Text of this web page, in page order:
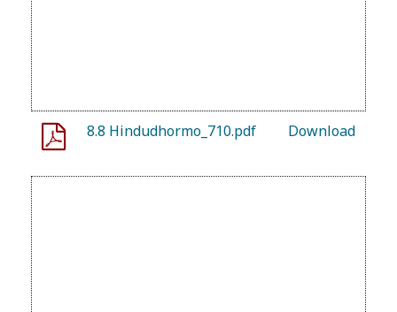
8.8 Hindudhormo_710.pdf Download